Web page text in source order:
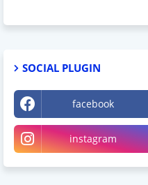
SOCIAL PLUGIN
facebook
instagram